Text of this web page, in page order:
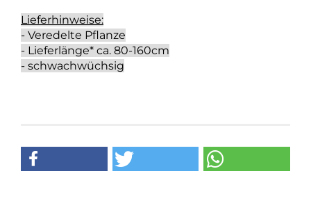
Lieferhinweise:
- Veredelte Pflanze
- Lieferlänge* ca. 80-160cm
- schwachwüchsig